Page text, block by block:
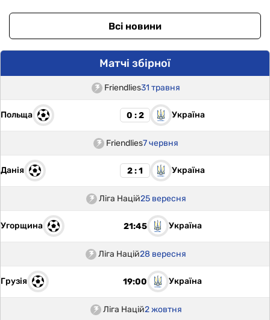
Всі новини
Матчі збірної
Friendlies31 травня
Польща 0 : 2 Україна
Friendlies7 червня
Данія 2 : 1 Україна
Ліга Націй25 вересня
Угорщина 21:45 Україна
Ліга Націй28 вересня
Грузія 19:00 Україна
Ліга Націй2 жовтня